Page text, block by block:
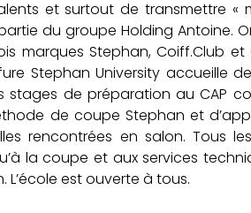
et surtout de transmettre «
du groupe Holding Antoine.
marques Stephan, Coiff.Club
Stephan University accueille
de préparation au CAP
de coupe Stephan et
rencontrées en salon. Tous
la coupe et aux services
est ouverte à tous.